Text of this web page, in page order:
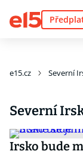
e15.cz Severní
Severní
Irsko bude